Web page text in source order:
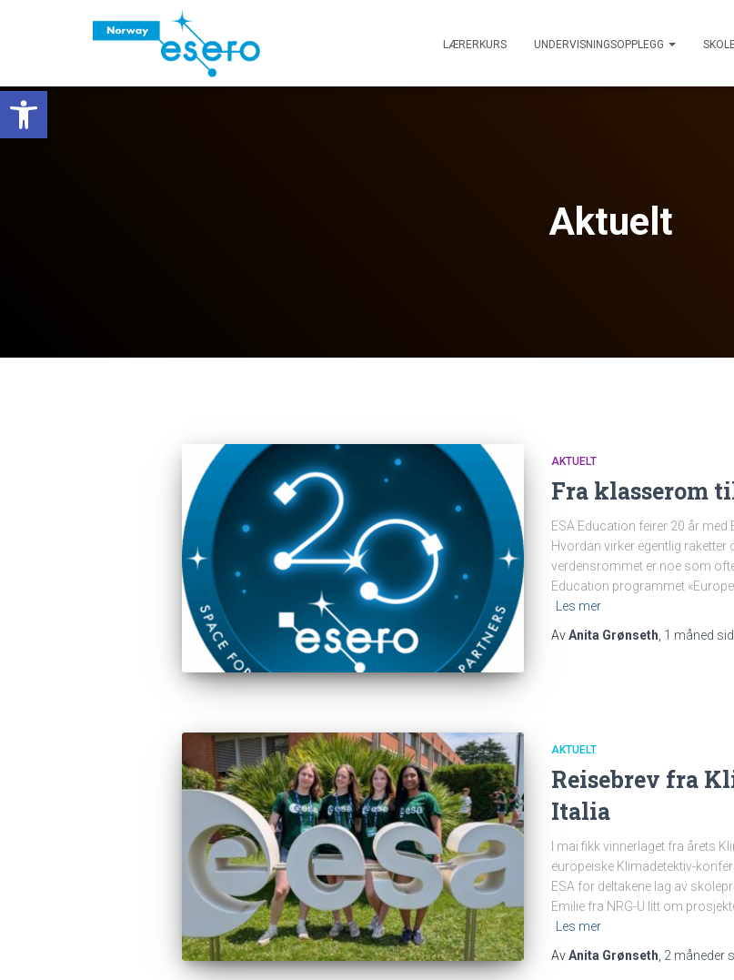
Vis verktøylinjen
LÆRERKURS UNDERVISNINGSOPPLEGG
Aktuelt
AKTUELT
Fra klasserom
ESA Education feirer 20 år med
Hvordan virker egentlig
verdensrommet er noe som
Education programmet
Les mer
AvAnita Grønseth 1 måned
AKTUELT
Reisebrev fra
Italia
I mai fikk vinnerlaget fra årets
europeiske Klimadetektiv-
ESA for deltakene lag av
Emilie fra NRG-U litt om
Les mer
AvAnita Grønseth 2 måneder